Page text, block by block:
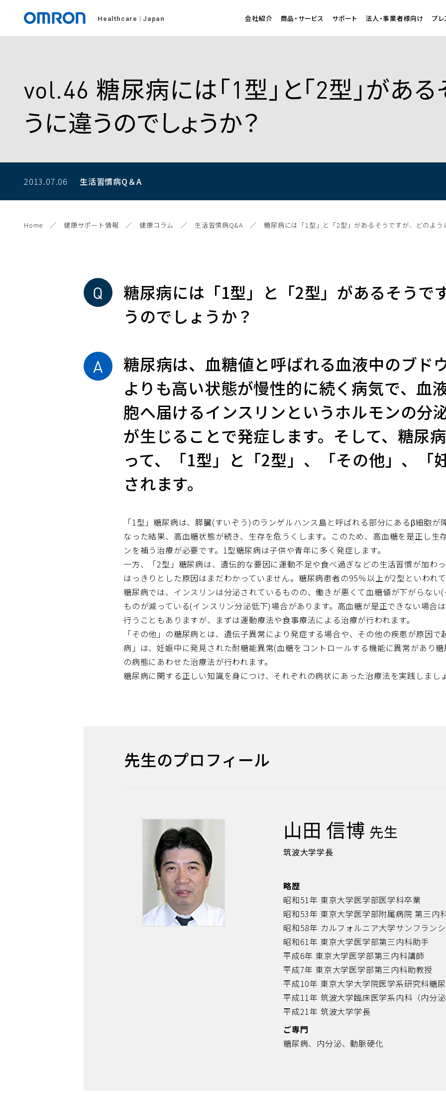
Healthcare Japan 会社紹介 商品・サービス サポート 法人・事業者様向け プ
vol.46 糖尿病には「1型」と「2型」がある
うに違うのでしょうか？
2013.07.06 生活習慣病Q＆A
Home 健康サポート情報 健康コラム 生活習慣病Q&A 糖尿病には「1型」と「2型」があるそうですが、どのよ
糖尿病には「1型」と「2型」があるそうで
うのでしょうか？
糖尿病は、血糖値と呼ばれる血液中のブド
よりも高い状態が慢性的に続く病気で、血
胞へ届けるインスリンというホルモンの分
が生じることで発症します。そして、糖尿
って、「1型」と「2型」、「その他」、「
されます。
「1型」糖尿病は、膵臓(すいぞう)のランゲルハンス島と呼ばれる部分にあるβ細胞
なった結果、高血糖状態が続き、生存を危うくします。このため、高血糖を是正し生
ンを補う治療が必要です。1型糖尿病は子供や青年に多く発症します。
一方、「2型」糖尿病は、遺伝的な要因に運動不足や食べ過ぎなどの生活習慣が加わ
はっきりとした原因はまだわかっていません。糖尿病患者の95％以上が2型といわれ
糖尿病では、インスリンは分泌されているものの、働きが悪くて血糖値が下がらな
ものが減っている(インスリン分泌低下)場合があります。高血糖が是正できない場合
行うこともありますが、まずは運動療法や食事療法による治療が行われます。
「その他」の糖尿病とは、遺伝子異常により発症する場合や、その他の疾患が原因
病」は、妊娠中に発見された耐糖能異常(血糖をコントロールする機能に異常があり
の病態にあわせた治療法が行われます。
糖尿病に関する正しい知識を身につけ、それぞれの病状にあった治療法を実践しまし
先生のプロフィール
山田 信博 先生
筑波大学学長
略歴
昭和51年 東京大学医学部医学科卒業
昭和53年 東京大学医学部附属病院 第三内
昭和58年 カルフォルニア大学サンフラン
昭和61年 東京大学医学部第三内科助手
平成6年 東京大学医学部第三内科講師
平成7年 東京大学医学部第三内科助教授
平成10年 東京大学大学院医学系研究科糖
平成11年 筑波大学臨床医学系内科（内分
平成21年 筑波大学学長
ご専門
糖尿病、内分泌、動脈硬化